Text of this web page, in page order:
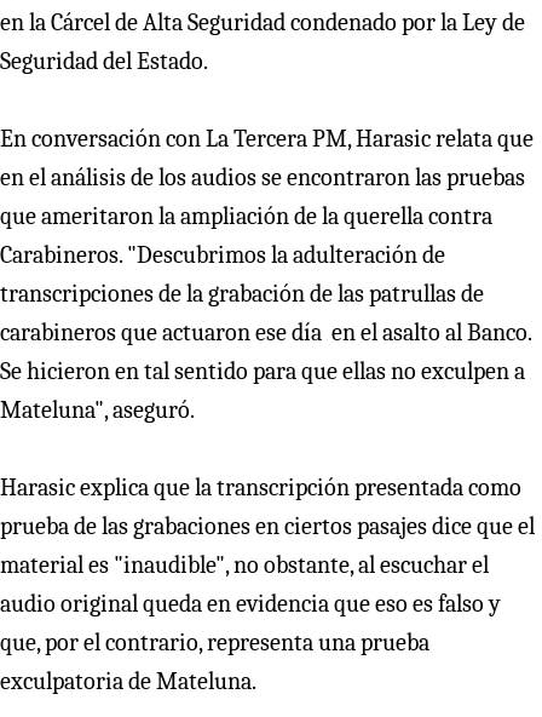
en la Cárcel de Alta Seguridad condenado por la Ley de
Seguridad del Estado.
En conversación con La Tercera PM, Harasic relata que
en el análisis de los audios se encontraron las pruebas
que ameritaron la ampliación de la querella contra
Carabineros. "Descubrimos la adulteración de
transcripciones de la grabación de las patrullas de
carabineros que actuaron ese día en el asalto al Banco.
Se hicieron en tal sentido para que ellas no exculpen a
Mateluna", aseguró.
Harasic explica que la transcripción presentada como
prueba de las grabaciones en ciertos pasajes dice que el
material es "inaudible", no obstante, al escuchar el
audio original queda en evidencia que eso es falso y
que, por el contrario, representa una prueba
exculpatoria de Mateluna.